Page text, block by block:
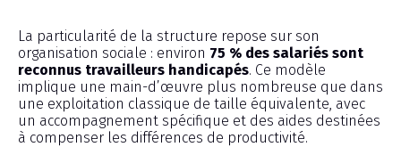
La particularité de la structure repose sur son
organisation sociale : environ 75 % des salariés sont
reconnus travailleurs handicapés. Ce modèle
implique une main-d’œuvre plus nombreuse que dans
une exploitation classique de taille équivalente, avec
un accompagnement spécifique et des aides destinées
à compenser les différences de productivité.